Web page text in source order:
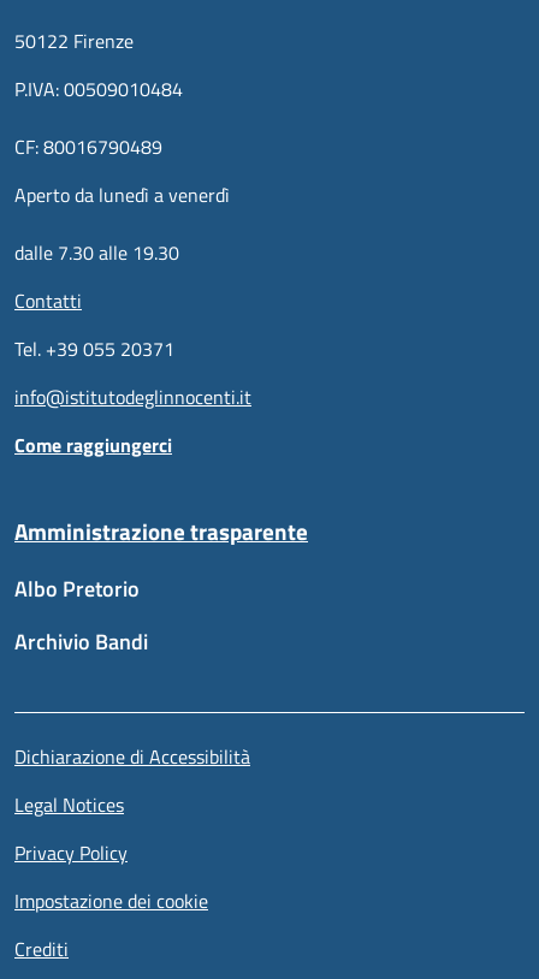
50122 Firenze
P.IVA: 00509010484
CF: 80016790489
Aperto da lunedì a venerdì
dalle 7.30 alle 19.30
Contatti
Tel. +39 055 20371
info@istitutodeglinnocenti.it
Come raggiungerci
Amministrazione trasparente
Albo Pretorio
Archivio Bandi
Sezione link utili
Dichiarazione di Accessibilità
Legal Notices
Privacy Policy
Impostazione dei cookie
Crediti